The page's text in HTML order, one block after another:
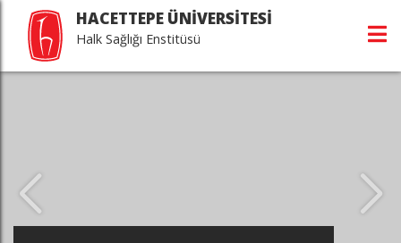
HACETTEPE ÜNİVERSİTESİ
Halk Sağlığı Enstitüsü